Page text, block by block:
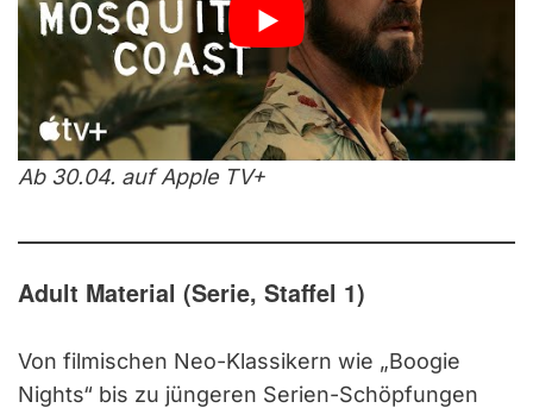
Ab 30.04. auf Apple TV+
Adult Material (Serie, Staffel 1)
Von filmischen Neo-Klassikern wie „Boogie
Nights“ bis zu jüngeren Serien-Schöpfungen